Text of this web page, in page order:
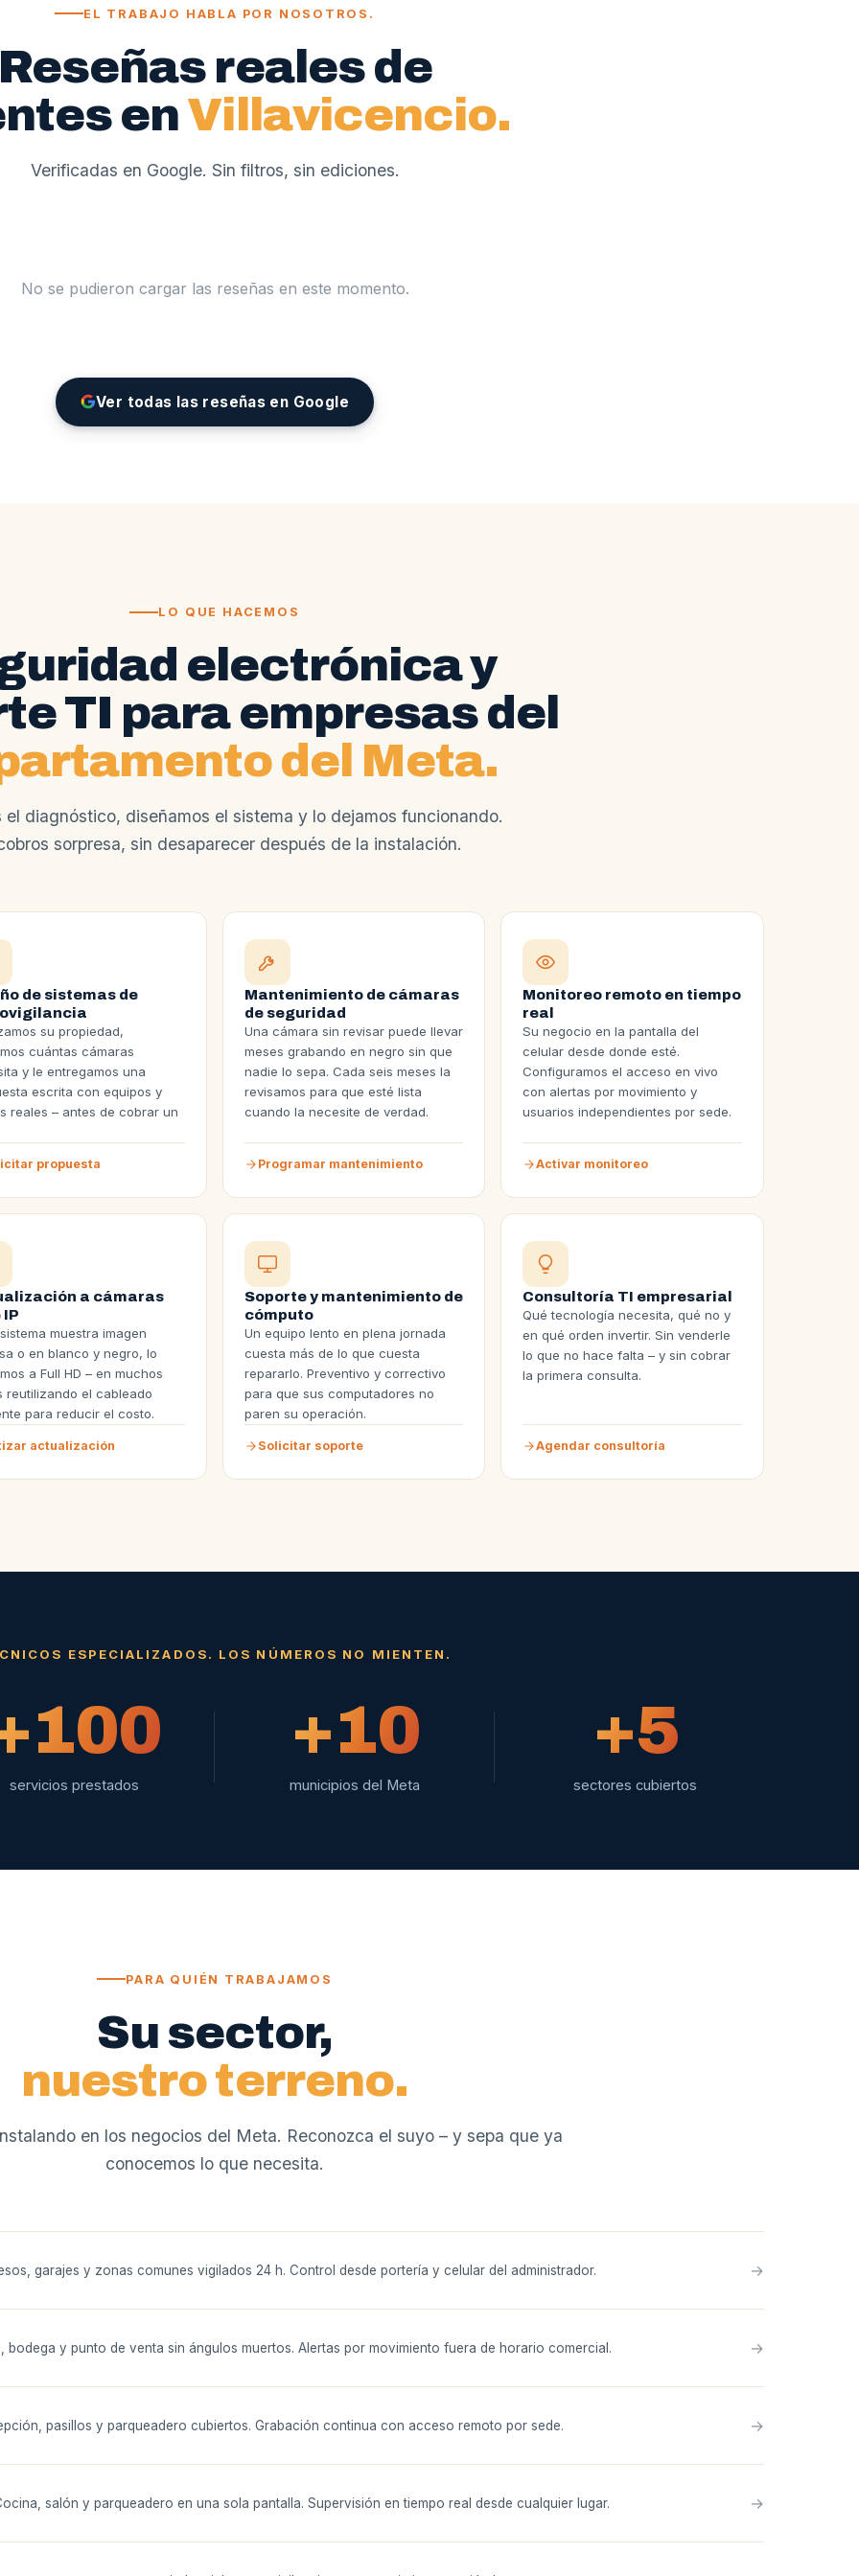
EL TRABAJO HABLA POR NOSOTROS.
reales de
enVillavicencio.
Verificadas en Google. Sin filtros, sin ediciones.
No se pudieron cargar las reseñas en este momento.
Ver todas las reseñas en Google
LO QUE HACEMOS
electrónica y
TI para empresas del
del Meta.
el diagnóstico, diseñamos el sistema y lo dejamos funcionando.
sorpresa, sin desaparecer después de la instalación.
de sistemas de
su propiedad,
cuántas cámaras
y le entregamos una
escrita con equipos y
reales – antes de cobrar un
propuesta
Mantenimiento de cámaras
de seguridad
Una cámara sin revisar puede llevar
meses grabando en negro sin que
nadie lo sepa. Cada seis meses la
revisamos para que esté lista
cuando la necesite de verdad.
Programar mantenimiento
Monitoreo remoto en tiempo
real
Su negocio en la pantalla del
celular desde donde esté.
Configuramos el acceso en vivo
con alertas por movimiento y
usuarios independientes por sede.
Activar monitoreo
a cámaras
IP
muestra imagen
o en blanco y negro, lo
a Full HD – en muchos
reutilizando el cableado
para reducir el costo.
actualización
Soporte y mantenimiento de
cómputo
Un equipo lento en plena jornada
cuesta más de lo que cuesta
repararlo. Preventivo y correctivo
para que sus computadores no
paren su operación.
Solicitar soporte
Consultoría TI empresarial
Qué tecnología necesita, qué no y
en qué orden invertir. Sin venderle
lo que no hace falta – y sin cobrar
la primera consulta.
Agendar consultoría
ESPECIALIZADOS. LOS NÚMEROS NO MIENTEN.
servicios prestados
+10
municipios del Meta
+5
sectores cubiertos
PARA QUIÉN TRABAJAMOS
Su sector,
nuestro terreno.
en los negocios del Meta. Reconozca el suyo – y sepa que ya
conocemos lo que necesita.
garajes y zonas comunes vigilados 24 h. Control desde portería y celular del administrador. →
bodega y punto de venta sin ángulos muertos. Alertas por movimiento fuera de horario comercial. →
pasillos y parqueadero cubiertos. Grabación continua con acceso remoto por sede. →
salón y parqueadero en una sola pantalla. Supervisión en tiempo real desde cualquier lugar. →